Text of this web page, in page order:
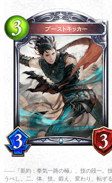
――『新約：拳気一路の極』、技の段一。
うべし。二。体、技。鍛え、変わり、転ず